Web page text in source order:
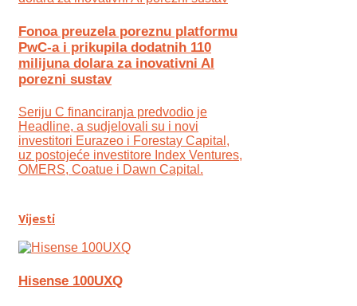
Fonoa preuzela poreznu platformu
PwC-a i prikupila dodatnih 110
milijuna dolara za inovativni AI
porezni sustav
Seriju C financiranja predvodio je
Headline, a sudjelovali su i novi
investitori Eurazeo i Forestay Capital,
uz postojeće investitore Index Ventures,
OMERS, Coatue i Dawn Capital.
Vijesti
Hisense 100UXQ